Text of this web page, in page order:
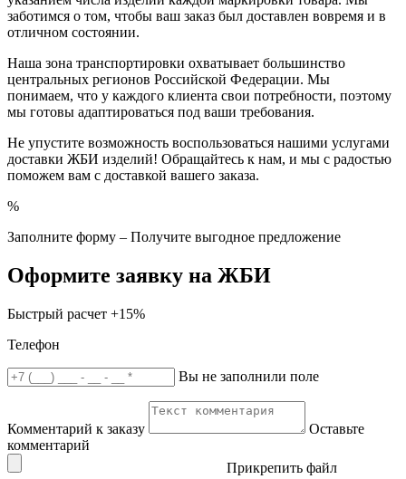
заботимся о том, чтобы ваш заказ был доставлен вовремя и в
отличном состоянии.
Наша зона транспортировки охватывает большинство
центральных регионов Российской Федерации. Мы
понимаем, что у каждого клиента свои потребности, поэтому
мы готовы адаптироваться под ваши требования.
Не упустите возможность воспользоваться нашими услугами
доставки ЖБИ изделий! Обращайтесь к нам, и мы с радостью
поможем вам с доставкой вашего заказа.
%
Заполните форму – Получите выгодное предложение
Оформите заявку на ЖБИ
Быстрый расчет +15%
Телефон
Вы не заполнили поле
Комментарий к заказу
Оставьте
комментарий
Прикрепить файл